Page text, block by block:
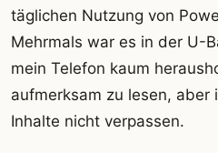
täglichen Nutzung von
Mehrmals war es in der U-
mein Telefon kaum
aufmerksam zu lesen, aber
Inhalte nicht verpassen.